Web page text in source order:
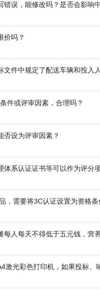
错误，能修改吗？是否会影响
价吗？
文件中规定了配送车辆和投入
件或评审因素，合理吗？
否设为评审因素？
体系认证证书等可以作为评分
，需要将3C认证设置为资格条
每人每天不得低于五元钱，营
激光彩色打印机，如果投标、